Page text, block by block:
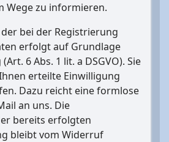
Wege zu informieren.
bei der Registrierung
erfolgt auf Grundlage
6 Abs. 1 lit. a DSGVO). Sie
erteilte Einwilligung
Dazu reicht eine formlose
an uns. Die
bereits erfolgten
bleibt vom Widerruf